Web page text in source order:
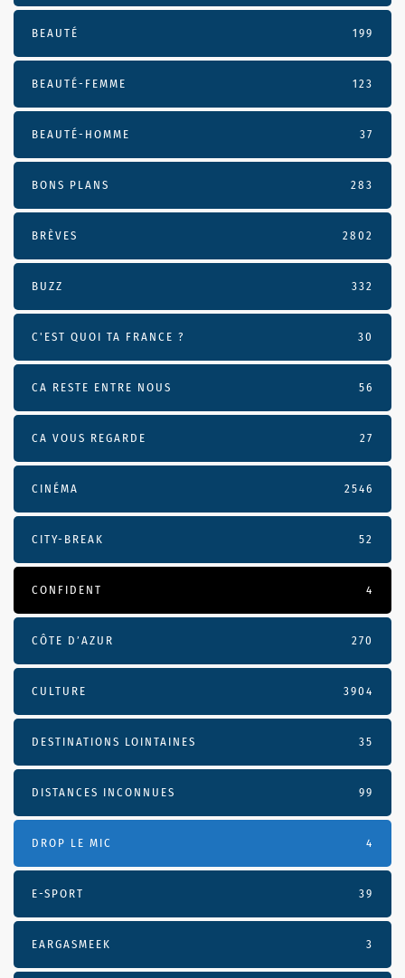
BEAUTÉ 199
BEAUTÉ-FEMME 123
BEAUTÉ-HOMME 37
BONS PLANS 283
BRÈVES 2802
BUZZ 332
C'EST QUOI TA FRANCE ? 30
CA RESTE ENTRE NOUS 56
CA VOUS REGARDE 27
CINÉMA 2546
CITY-BREAK 52
CONFIDENT 4
CÔTE D’AZUR 270
CULTURE 3904
DESTINATIONS LOINTAINES 35
DISTANCES INCONNUES 99
DROP LE MIC 4
E-SPORT 39
EARGASMEEK 3